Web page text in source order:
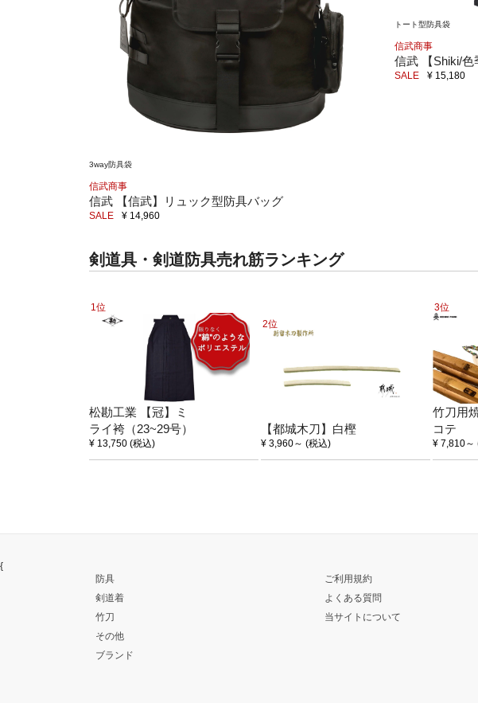
3way防具袋
信武商事
信武 【信武】リュック型防具バッグ
SALE ¥ 14,960
トート型防具袋
信武商事
信武 【Shiki/
SALE ¥ 15,180
剣道具・剣道防具売れ筋ランキング
1位
松勘工業 【冠】ミ
ライ袴（23~29号）
¥ 13,750 (税込)
2位
【都城木刀】白樫
¥ 3,960～ (税込)
3位
竹刀用
コテ
¥ 7,810～
{
防具
剣道着
竹刀
その他
ブランド
ご利用規約
よくある質問
当サイトについて